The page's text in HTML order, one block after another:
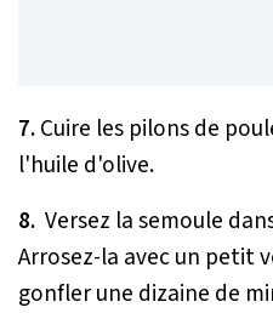
7.Cuire les pilons de
l'huile d'olive.
8. Versez la semoule
Arrosez-la avec un petit
gonfler une dizaine de